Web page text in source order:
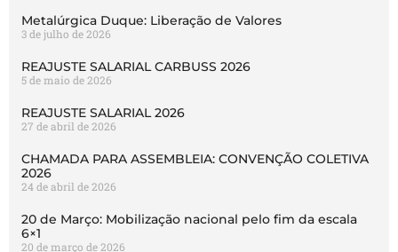
Metalúrgica Duque: Liberação de Valores
3 de julho de 2026
REAJUSTE SALARIAL CARBUSS 2026
5 de maio de 2026
REAJUSTE SALARIAL 2026
27 de abril de 2026
CHAMADA PARA ASSEMBLEIA: CONVENÇÃO COLETIVA
2026
24 de abril de 2026
20 de Março: Mobilização nacional pelo fim da escala
6×1
20 de março de 2026